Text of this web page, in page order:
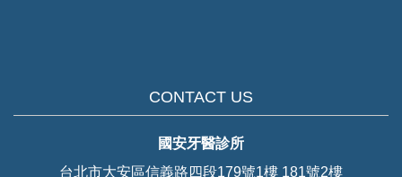
CONTACT US
國安牙醫診所
台北市大安區信義路四段179號1樓 181號2樓